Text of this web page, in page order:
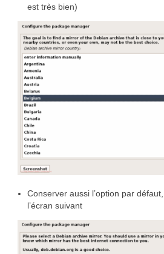
est très bien)
Conserver aussi l’option par
l’écran suivant